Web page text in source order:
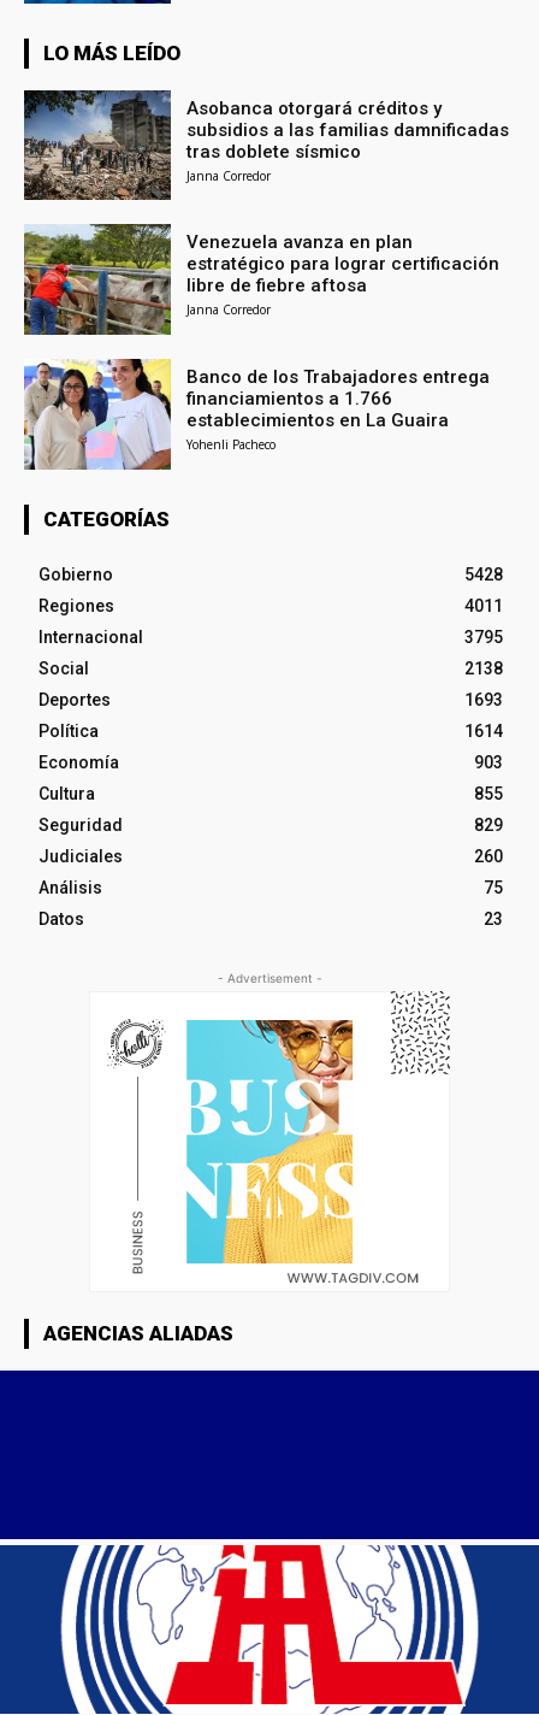
LO MÁS LEÍDO
Asobanca otorgará créditos y
subsidios a las familias damnificadas
tras doblete sísmico
Janna Corredor
Venezuela avanza en plan
estratégico para lograr certificación
libre de fiebre aftosa
Janna Corredor
Banco de los Trabajadores entrega
financiamientos a 1.766
establecimientos en La Guaira
Yohenli Pacheco
CATEGORÍAS
Gobierno
5428
Regiones
4011
Internacional
3795
Social
2138
Deportes
1693
Política
1614
Economía
903
Cultura
855
Seguridad
829
Judiciales
260
Análisis
75
Datos
23
- Advertisement -
AGENCIAS ALIADAS